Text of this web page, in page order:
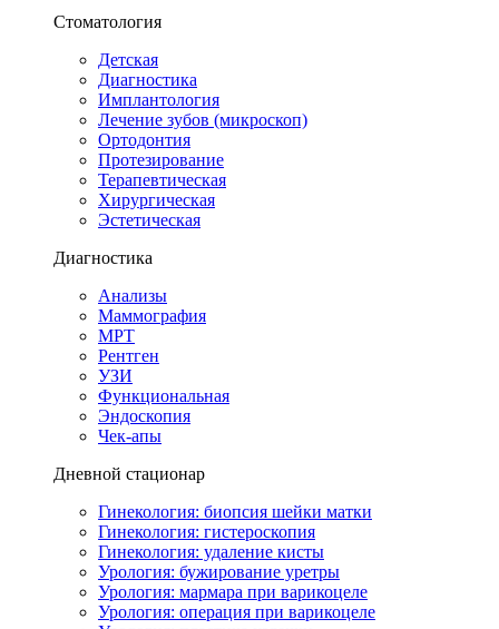
Стоматология
Детская
Диагностика
Имплантология
Лечение зубов (микроскоп)
Ортодонтия
Протезирование
Терапевтическая
Хирургическая
Эстетическая
Диагностика
Анализы
Маммография
МРТ
Рентген
УЗИ
Функциональная
Эндоскопия
Чек-апы
Дневной стационар
Гинекология: биопсия шейки матки
Гинекология: гистероскопия
Гинекология: удаление кисты
Урология: бужирование уретры
Урология: мармара при варикоцеле
Урология: операция при варикоцеле